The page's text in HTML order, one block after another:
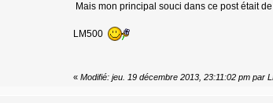
Mais mon principal souci dans ce post était
LM500
« Modifié: jeu. 19 décembre 2013, 23:11:02 pm par